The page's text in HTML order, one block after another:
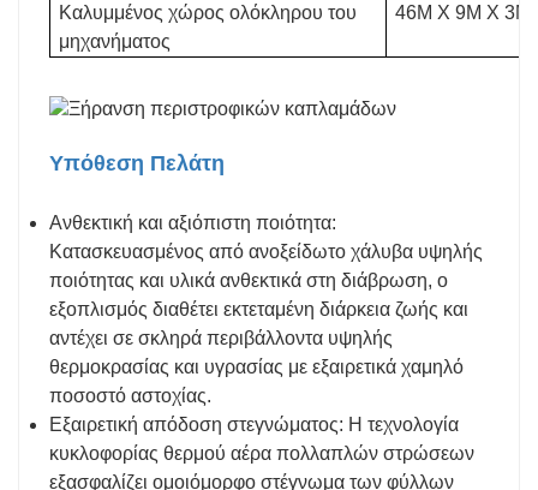
Καλυμμένος χώρος ολόκληρου του
μηχανήματος
46M X 9M X 3M
Υπόθεση Πελάτη
Ανθεκτική και αξιόπιστη ποιότητα:
Κατασκευασμένος από ανοξείδωτο χάλυβα υψηλής
ποιότητας και υλικά ανθεκτικά στη διάβρωση, ο
εξοπλισμός διαθέτει εκτεταμένη διάρκεια ζωής και
αντέχει σε σκληρά περιβάλλοντα υψηλής
θερμοκρασίας και υγρασίας με εξαιρετικά χαμηλό
ποσοστό αστοχίας.
Εξαιρετική απόδοση στεγνώματος: Η τεχνολογία
κυκλοφορίας θερμού αέρα πολλαπλών στρώσεων
εξασφαλίζει ομοιόμορφο στέγνωμα των φύλλων